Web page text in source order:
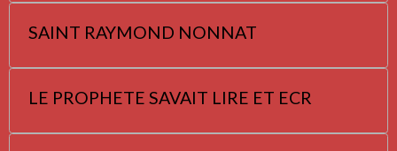
SAINT RAYMOND NONNAT
LE PROPHETE SAVAIT LIRE ET ECR